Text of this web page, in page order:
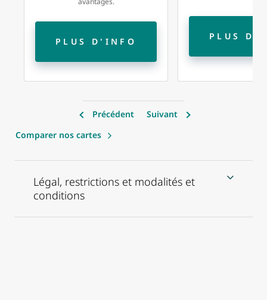
PLUS D'INFO PLUS
Précédent
Suivant
Comparer nos cartes
Légal, restrictions et modalités et
conditions